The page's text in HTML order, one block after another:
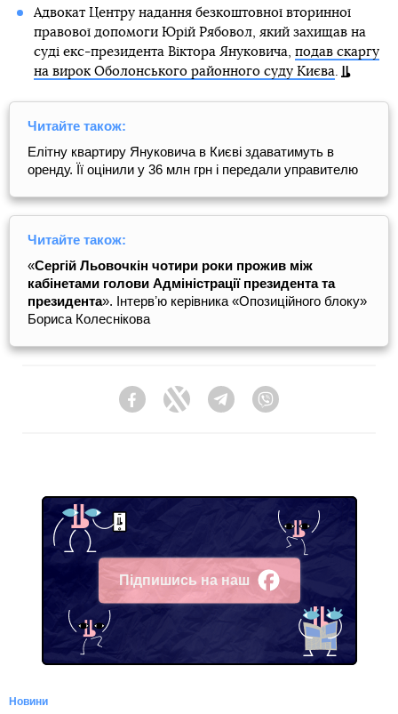
Адвокат Центру надання безкоштовної вторинної
правової допомоги Юрій Рябовол, який захищав на
суді екс-президента Віктора Януковича, подав скаргу
на вирок Оболонського районного суду Києва.
Читайте також:
Елітну квартиру Януковича в Києві здаватимуть в
оренду. Її оцінили у 36 млн грн і передали управителю
Читайте також:
«Сергій Льовочкін чотири роки прожив між
кабінетами голови Адміністрації президента та
президента». Інтервʼю керівника «Опозиційного блоку»
Бориса Колеснікова
FacebookTwitter Telegram
Підпишись на наш
Facebook
Новини